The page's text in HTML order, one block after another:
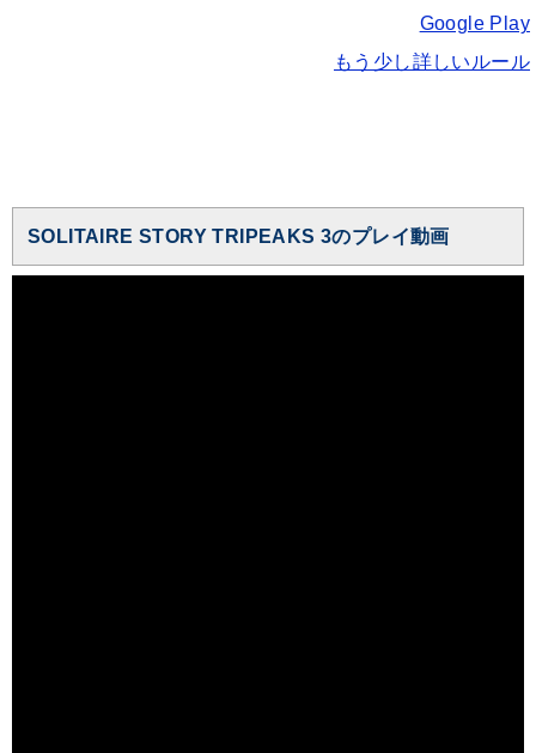
Google Play
もう少し詳しいルール
SOLITAIRE STORY TRIPEAKS 3のプレイ動画